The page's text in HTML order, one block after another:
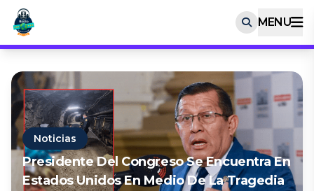
MENU
Noticias
Presidente Del Congreso Se Encuentra En
Estados Unidos En Medio De La Tragedia